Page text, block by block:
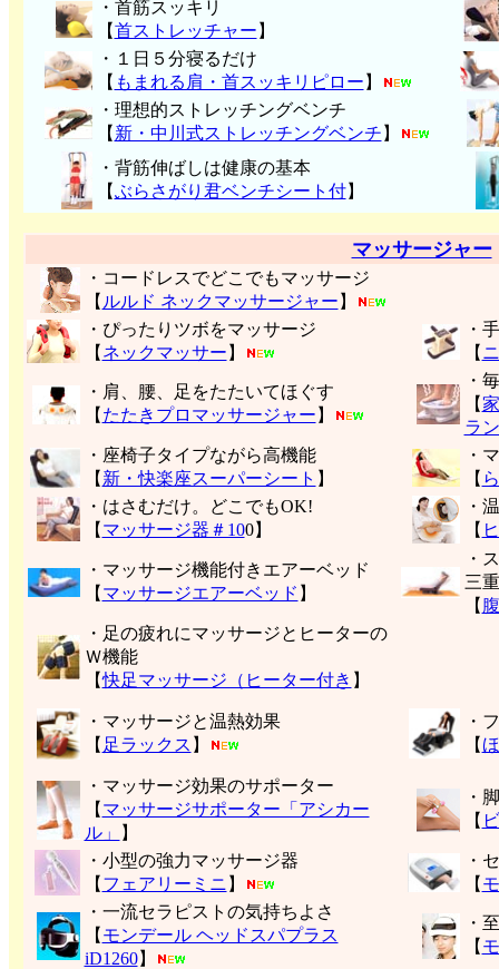
・首筋スッキリ
【首ストレッチャー 】
・１日５分寝るだけ
【 もまれる肩・首スッキリピロー 】
・理想的ストレッチングベンチ
【 新・中川式ストレッチングベンチ 】
・背筋伸ばしは健康の基本
【ぶらさがり君ベンチシート付】
マッサージャー
・コードレスでどこでもマッサージ
【 ルルド ネックマッサージャー 】
・ぴったりツボをマッサージ
【 ネックマッサー 】
・
【
・肩、腰、足をたたいてほぐす
【 たたきプロマッサージャー 】
・
【
ラ
・座椅子タイプながら高機能
【 新・快楽座スーパーシート 】
・
【
・はさむだけ。どこでもOK!
【 マッサージ器＃100】
・
【
・マッサージ機能付きエアーベッド
【 マッサージエアーベッド 】
・
三
【
・足の疲れにマッサージとヒーターの
Ｗ機能
【快足マッサージ（ヒーター付き 】
・マッサージと温熱効果
【 足ラックス 】
・
【
・マッサージ効果のサポーター
【 マッサージサポーター「アシカー
ル」
】
・
【
・小型の強力マッサージ器
【 フェアリーミニ 】
・
【
・一流セラピストの気持ちよさ
【 モンデール ヘッドスパプラス
iD1260】
・
【